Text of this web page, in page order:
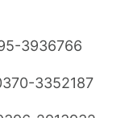
3936766
3352187